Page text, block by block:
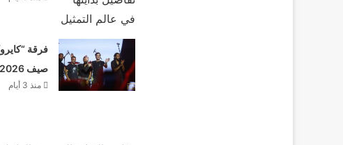
فرقة
صيف 2026
منذ 3 أيام